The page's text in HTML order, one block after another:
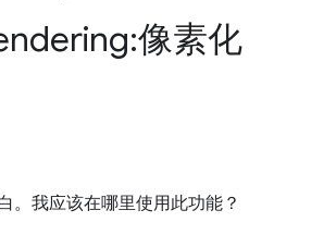
像素化
。我应该在哪里使用此功能？